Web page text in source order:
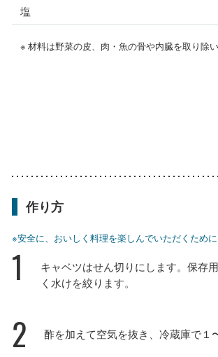
塩
※ 材料は野菜の皮、肉・魚の骨や内臓を取り除
作り方
※安全に、おいしく料理を楽しんでいただくために
1
キャベツはせん切りにします。保存
く水けを絞ります。
2 酢を加えて空気を抜き、冷蔵庫で１